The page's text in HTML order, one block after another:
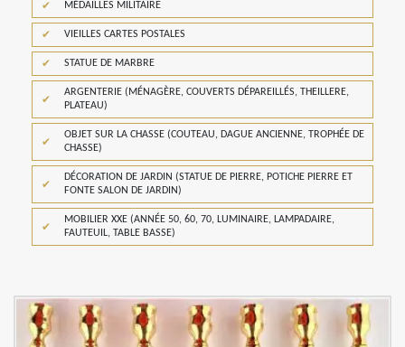
MÉDAILLES MILITAIRE
VIEILLES CARTES POSTALES
STATUE DE MARBRE
ARGENTERIE (MÉNAGÈRE, COUVERTS DÉPAREILLÉS, THEILLERE,
PLATEAU)
OBJET SUR LA CHASSE (COUTEAU, DAGUE ANCIENNE, TROPHÉE DE
CHASSE)
DÉCORATION DE JARDIN (STATUE DE PIERRE, POTICHE PIERRE ET
FONTE SALON DE JARDIN)
MOBILIER XXE (ANNÉE 50, 60, 70, LUMINAIRE, LAMPADAIRE,
FAUTEUIL, TABLE BASSE)